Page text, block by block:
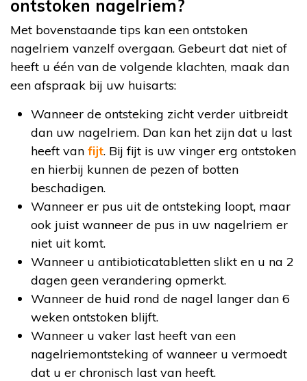
ontstoken nagelriem?
Met bovenstaande tips kan een ontstoken
nagelriem vanzelf overgaan. Gebeurt dat niet of
heeft u één van de volgende klachten, maak dan
een afspraak bij uw huisarts:
Wanneer de ontsteking zicht verder uitbreidt
dan uw nagelriem. Dan kan het zijn dat u last
heeft van fijt. Bij fijt is uw vinger erg ontstoken
en hierbij kunnen de pezen of botten
beschadigen.
Wanneer er pus uit de ontsteking loopt, maar
ook juist wanneer de pus in uw nagelriem er
niet uit komt.
Wanneer u antibioticatabletten slikt en u na 2
dagen geen verandering opmerkt.
Wanneer de huid rond de nagel langer dan 6
weken ontstoken blijft.
Wanneer u vaker last heeft van een
nagelriemontsteking of wanneer u vermoedt
dat u er chronisch last van heeft.